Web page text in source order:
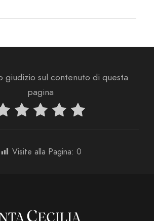
giudizio sul contenuto di questa
pagina
Visite alla Pagina: 0